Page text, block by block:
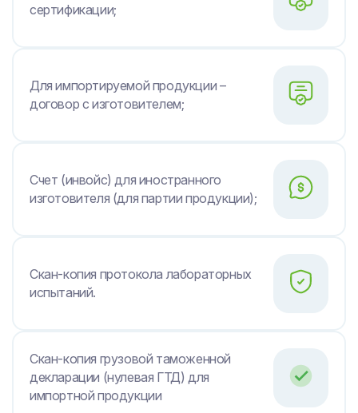
сертификации;
Для импортируемой продукции –
договор с изготовителем;
Счет (инвойс) для иностранного
изготовителя (для партии продукции);
Скан-копия протокола лабораторных
испытаний.
Скан-копия грузовой таможенной
декларации (нулевая ГТД) для
импортной продукции